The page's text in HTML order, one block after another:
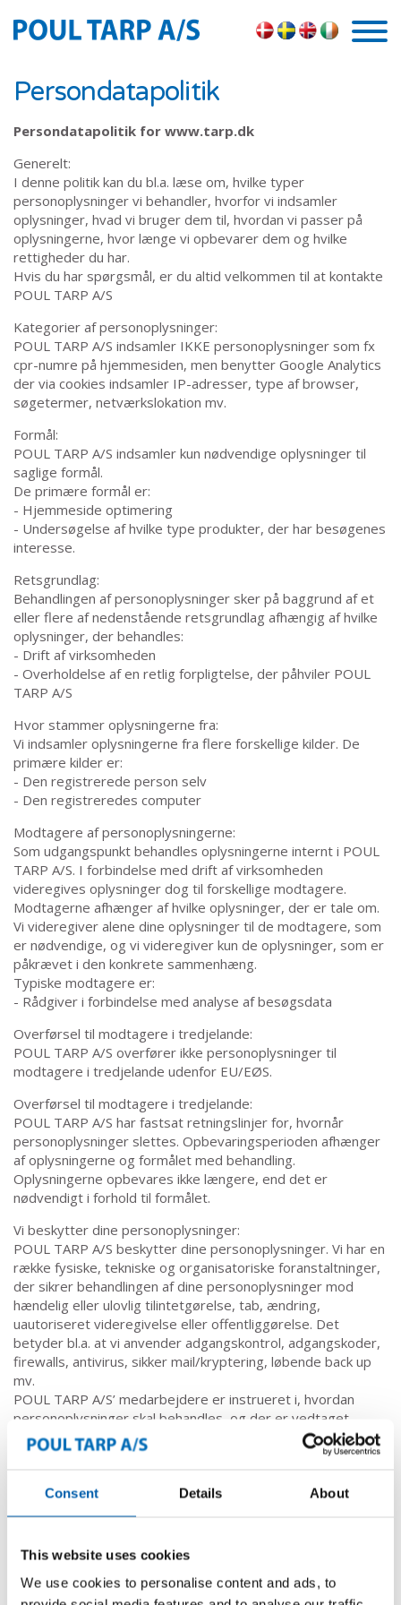
Consent Details About
This website uses cookies
We use cookies to personalise content and ads, to
Skip to the content
Persondatapolitik
Persondatapolitik for www.tarp.dk
Generelt:
I denne politik kan du bl.a. læse om, hvilke typer
personoplysninger vi behandler, hvorfor vi indsamler
oplysninger, hvad vi bruger dem til, hvordan vi passer på
oplysningerne, hvor længe vi opbevarer dem og hvilke
rettigheder du har.
Hvis du har spørgsmål, er du altid velkommen til at kontakte
POUL TARP A/S
Kategorier af personoplysninger:
POUL TARP A/S indsamler IKKE personoplysninger som fx
cpr-numre på hjemmesiden, men benytter Google Analytics
der via cookies indsamler IP-adresser, type af browser,
søgetermer, netværkslokation mv.
Formål:
POUL TARP A/S indsamler kun nødvendige oplysninger til
saglige formål.
De primære formål er:
- Hjemmeside optimering
- Undersøgelse af hvilke type produkter, der har besøgenes
interesse.
Retsgrundlag:
Behandlingen af personoplysninger sker på baggrund af et
eller flere af nedenstående retsgrundlag afhængig af hvilke
oplysninger, der behandles:
- Drift af virksomheden
- Overholdelse af en retlig forpligtelse, der påhviler POUL
TARP A/S
Hvor stammer oplysningerne fra:
Vi indsamler oplysningerne fra flere forskellige kilder. De
primære kilder er:
- Den registrerede person selv
- Den registreredes computer
Modtagere af personoplysningerne:
Som udgangspunkt behandles oplysningerne internt i POUL
TARP A/S. I forbindelse med drift af virksomheden
videregives oplysninger dog til forskellige modtagere.
Modtagerne afhænger af hvilke oplysninger, der er tale om.
Vi videregiver alene dine oplysninger til de modtagere, som
er nødvendige, og vi videregiver kun de oplysninger, som er
påkrævet i den konkrete sammenhæng.
Typiske modtagere er:
- Rådgiver i forbindelse med analyse af besøgsdata
Overførsel til modtagere i tredjelande:
POUL TARP A/S overfører ikke personoplysninger til
modtagere i tredjelande udenfor EU/EØS.
Overførsel til modtagere i tredjelande:
POUL TARP A/S har fastsat retningslinjer for, hvornår
personoplysninger slettes. Opbevaringsperioden afhænger
af oplysningerne og formålet med behandling.
Oplysningerne opbevares ikke længere, end det er
nødvendigt i forhold til formålet.
Vi beskytter dine personoplysninger:
POUL TARP A/S beskytter dine personoplysninger. Vi har en
række fysiske, tekniske og organisatoriske foranstaltninger,
der sikrer behandlingen af dine personoplysninger mod
hændelig eller ulovlig tilintetgørelse, tab, ændring,
uautoriseret videregivelse eller offentliggørelse. Det
betyder bl.a. at vi anvender adgangskontrol, adgangskoder,
firewalls, antivirus, sikker mail/kryptering, løbende back up
mv.
POUL TARP A/S’ medarbejdere er instrueret i, hvordan
personoplysninger skal behandles, og der er vedtaget
interne retningslinjer i tilfælde af brud på datasikkerheden.
Hvis en behandler af oplysninger opdager eller får mistanke
Dine rettigheder
Du har efter databeskyttelsesforordningen en række